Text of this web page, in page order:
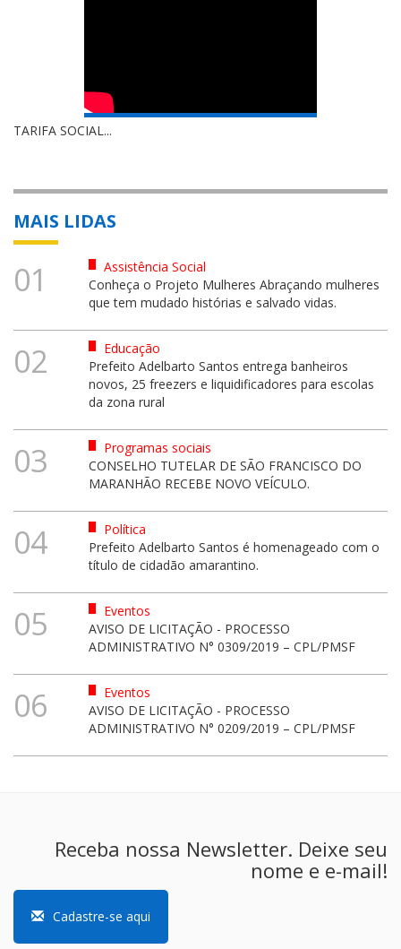
TARIFA SOCIAL...
MAIS LIDAS
01
Assistência Social
Conheça o Projeto Mulheres Abraçando mulheres
que tem mudado histórias e salvado vidas.
02
Educação
Prefeito Adelbarto Santos entrega banheiros
novos, 25 freezers e liquidificadores para escolas
da zona rural
03
Programas sociais
CONSELHO TUTELAR DE SÃO FRANCISCO DO
MARANHÃO RECEBE NOVO VEÍCULO.
04
Política
Prefeito Adelbarto Santos é homenageado com o
título de cidadão amarantino.
05
Eventos
AVISO DE LICITAÇÃO - PROCESSO
ADMINISTRATIVO N° 0309/2019 – CPL/PMSF
06
Eventos
AVISO DE LICITAÇÃO - PROCESSO
ADMINISTRATIVO N° 0209/2019 – CPL/PMSF
Receba nossa Newsletter. Deixe seu
nome e e-mail!
Cadastre-se aqui